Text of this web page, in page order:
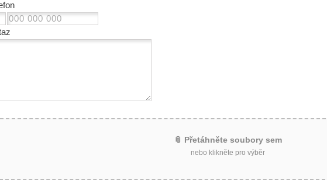
📎 Přetáhněte soubory sem
nebo klikněte pro výběr